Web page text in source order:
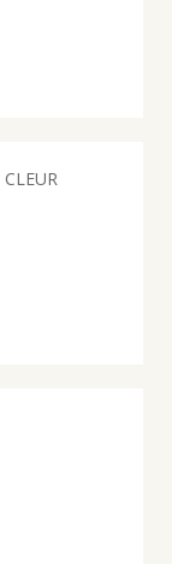
CLEUR